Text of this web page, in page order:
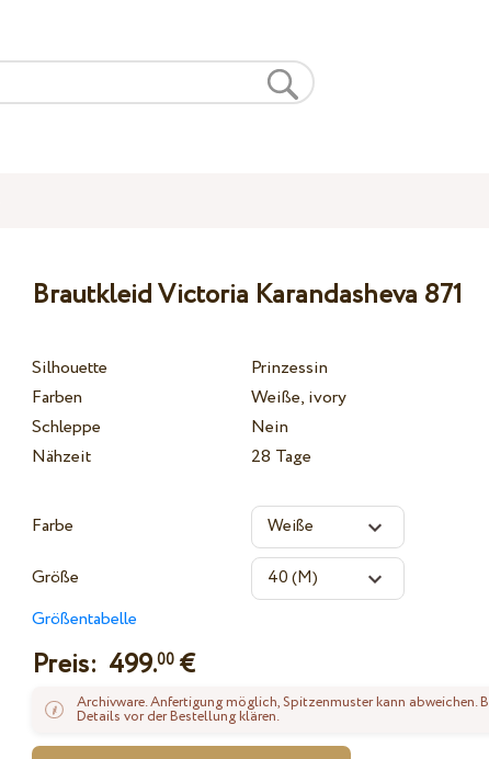
Brautkleid Victoria Karandasheva 871
Silhouette
Prinzessin
Farben
Weiße, ivory
Schleppe
Nein
Nähzeit
28 Tage
Farbe
Größe
Größentabelle
Preis: 499.00 €
Archivware. Anfertigung möglich, Spitzenmuster kann abweichen.
Details vor der Bestellung klären.